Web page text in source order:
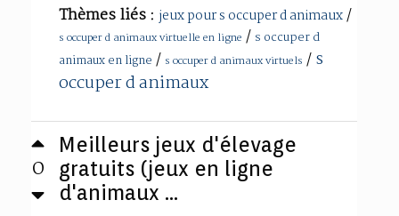
Thèmes liés : jeux pour s occuper d animaux/
s occuper d animaux virtuelle en ligne / s occuper d
animaux en ligne / s occuper d animaux virtuels /s
occuper d animaux
0
Meilleurs jeux d'élevage
gratuits (jeux en ligne
d'animaux ...